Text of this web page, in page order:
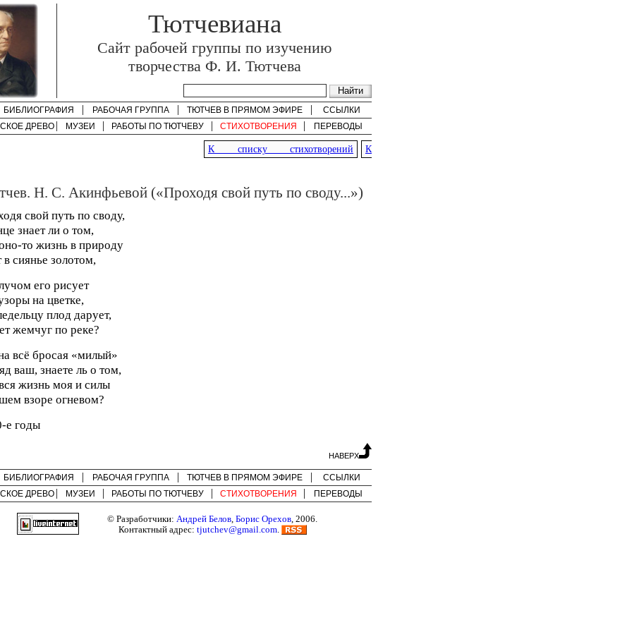
Тютчевиана
Cайт рабочей группы по изучению
творчества Ф. И. Тютчева
БИБЛИОГРАФИЯ РАБОЧАЯ ГРУППА ТЮТЧЕВ В ПРЯМОМ ЭФИРЕ
ССЫЛКИ
ДРЕВО
МУЗЕИ РАБОТЫ ПО ТЮТЧЕВУ СТИХОТВОРЕНИЯ ПЕРЕВОДЫ
К списку стихотворений
К
Н. С. Акинфьевой («Проходя свой путь по своду...»)
свой путь по своду,
знает ли о том,
то жизнь в природу
в сиянье золотом,
его рисует
на цветке,
плод дарует,
жемчуг по реке?
всё бросая «милый»
ваш, знаете ль о том,
жизнь моя и силы
взоре огневом?
е годы
НАВЕРХ
БИБЛИОГРАФИЯ РАБОЧАЯ ГРУППА ТЮТЧЕВ В ПРЯМОМ ЭФИРЕ
ССЫЛКИ
ДРЕВО
МУЗЕИ РАБОТЫ ПО ТЮТЧЕВУ СТИХОТВОРЕНИЯ ПЕРЕВОДЫ
© Разработчики: Андрей Белов, Борис Орехов, 2006.
Контактный адрес: tjutchev@gmail.com.